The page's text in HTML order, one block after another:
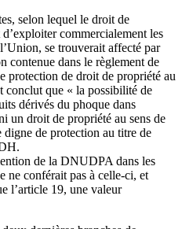
selon lequel le droit de
commercialement les
se trouverait affecté par
contenue dans le règlement de
protection de droit de propriété au
conclut que « la possibilité de
dérivés du phoque dans
un droit de propriété au sens de
de protection au titre de
de la DNUDPA dans les
ne conférait pas à celle-ci, et
l’article 19, une valeur